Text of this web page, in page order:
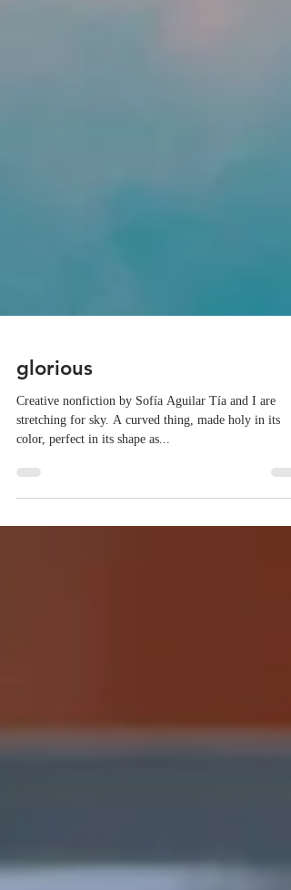
glorious
Creative nonfiction by Sofía Aguilar Tía and I are
color, perfect in its shape as...